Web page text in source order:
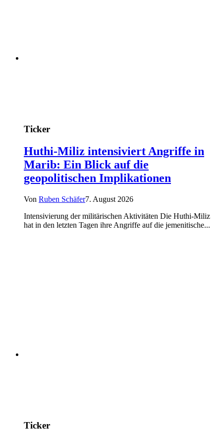
Ticker
Huthi-Miliz intensiviert Angriffe in
Marib: Ein Blick auf die
geopolitischen Implikationen
Von Ruben Schäfer7. August 2026
Intensivierung der militärischen Aktivitäten Die Huthi-Miliz
hat in den letzten Tagen ihre Angriffe auf die jemenitische...
Ticker